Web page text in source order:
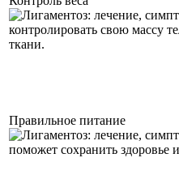
контролировать свою массу
ткани.
Правильное питание
поможет сохранить здоровье